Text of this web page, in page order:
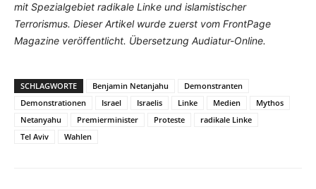
mit Spezialgebiet radikale Linke und islamistischer
Terrorismus. Dieser Artikel wurde zuerst vom FrontPage
Magazine veröffentlicht. Übersetzung Audiatur-Online.
SCHLAGWORTE Benjamin Netanjahu
Demonstranten
Demonstrationen
Israel Israelis Linke Medien
Mythos
Netanyahu
Premierminister Proteste
radikale Linke
Tel Aviv
Wahlen